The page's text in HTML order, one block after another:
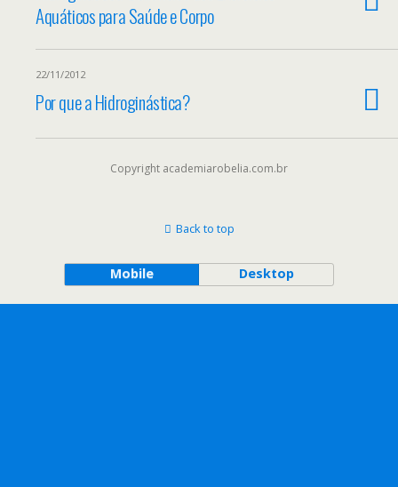
Aquáticos para Saúde e Corpo
22/11/2012
Por que a Hidroginástica?
Copyright academiarobelia.com.br
Back to top
Mobile Desktop